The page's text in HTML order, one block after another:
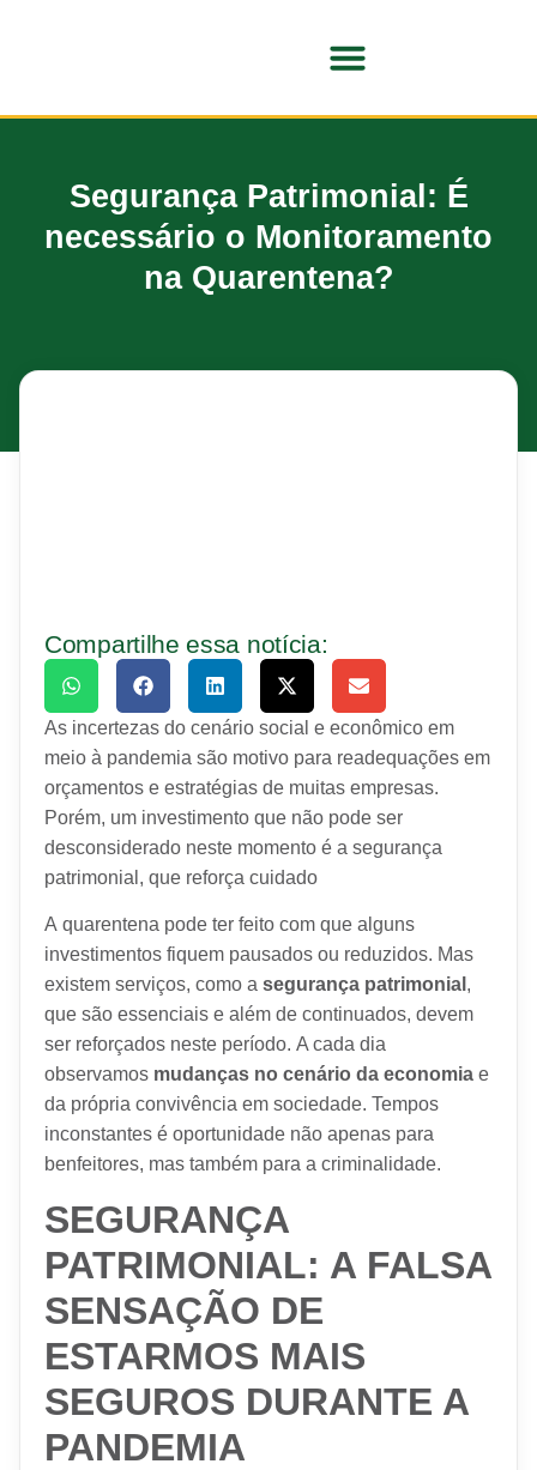
Segurança Patrimonial: É
necessário o Monitoramento
na Quarentena?
Compartilhe essa notícia:
As incertezas do cenário social e econômico em
meio à pandemia são motivo para readequações em
orçamentos e estratégias de muitas empresas.
Porém, um investimento que não pode ser
desconsiderado neste momento é a segurança
patrimonial, que reforça cuidado
A quarentena pode ter feito com que alguns
investimentos fiquem pausados ou reduzidos. Mas
existem serviços, como a segurança patrimonial ,
que são essenciais e além de continuados, devem
ser reforçados neste período. A cada dia
observamos mudanças no cenário da economia e
da própria convivência em sociedade. Tempos
inconstantes é oportunidade não apenas para
benfeitores, mas também para a criminalidade.
SEGURANÇA
PATRIMONIAL: A FALSA
SENSAÇÃO DE
ESTARMOS MAIS
SEGUROS DURANTE A
PANDEMIA